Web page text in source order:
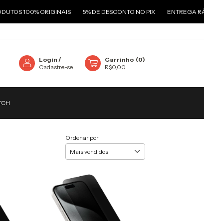
ORIGINAIS 5% DE DESCONTO NO PIX ENTREGA RÁPIDA EM
Login /
Cadastre-se
Carrinho (0)
R$0,00
Ordenar por